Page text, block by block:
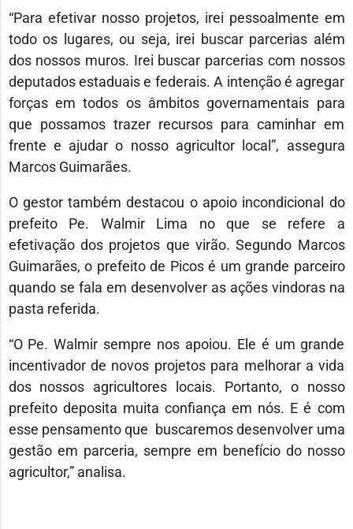
“Para efetivar nosso projetos, irei pessoalmente em
todo os lugares, ou seja, irei buscar parcerias além
dos nossos muros. Irei buscar parcerias com nossos
deputados estaduais e federais. A intenção é agregar
forças em todos os âmbitos governamentais para
que possamos trazer recursos para caminhar em
frente e ajudar o nosso agricultor local”, assegura
Marcos Guimarães.
O gestor também destacou o apoio incondicional do
prefeito Pe. Walmir Lima no que se refere a
efetivação dos projetos que virão. Segundo Marcos
Guimarães, o prefeito de Picos é um grande parceiro
quando se fala em desenvolver as ações vindoras na
pasta referida.
“O Pe. Walmir sempre nos apoiou. Ele é um grande
incentivador de novos projetos para melhorar a vida
dos nossos agricultores locais. Portanto, o nosso
prefeito deposita muita confiança em nós. E é com
esse pensamento que buscaremos desenvolver uma
gestão em parceria, sempre em benefício do nosso
agricultor,” analisa.